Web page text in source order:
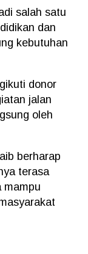
salah satu
dan
kebutuhan
donor
jalan
oleh
berharap
terasa
mampu